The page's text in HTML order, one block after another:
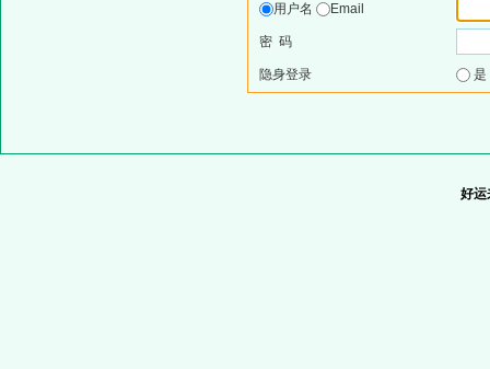
用户名
Email
密 码
隐身登录
好